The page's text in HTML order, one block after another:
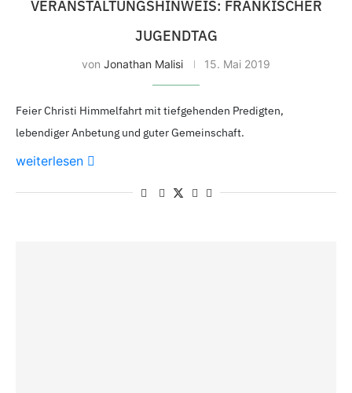
VERANSTALTUNGS­HINWEIS: FRÄNKISCHER
JUGENDTAG
von Jonathan Malisi 15. Mai 2019
Feier Christi Himmelfahrt mit tiefgehenden Predigten,
lebendiger Anbetung und guter Gemeinschaft.
weiterlesen